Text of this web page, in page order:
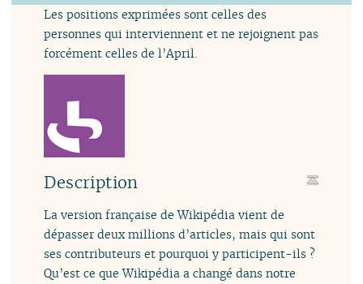
Les positions exprimées sont celles des
personnes qui interviennent et ne rejoignent pas
forcément celles de l’April.
Description
La version française de Wikipédia vient de
dépasser deux millions d’articles, mais qui sont
ses contributeurs et pourquoi y participent-ils ?
Qu’est ce que Wikipédia a changé dans notre